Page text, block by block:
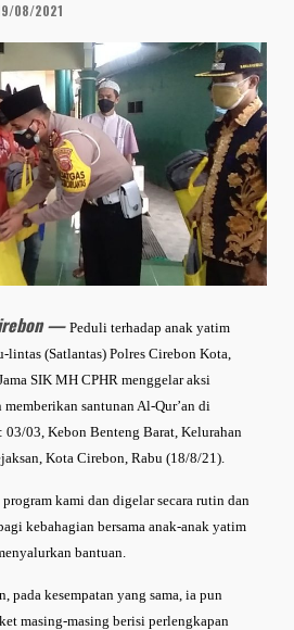
08/2021
— Peduli terhadap anak yatim
lintas (Satlantas) Polres Cirebon Kota,
SIK MH CPHR menggelar aksi
santunan Al-Qur’an di
03, Kebon Benteng Barat, Kelurahan
Kota Cirebon, Rabu (18/8/21).
kami dan digelar secara rutin dan
kebahagian bersama anak-anak yatim
bantuan.
pada kesempatan yang sama, ia pun
masing-masing berisi perlengkapan